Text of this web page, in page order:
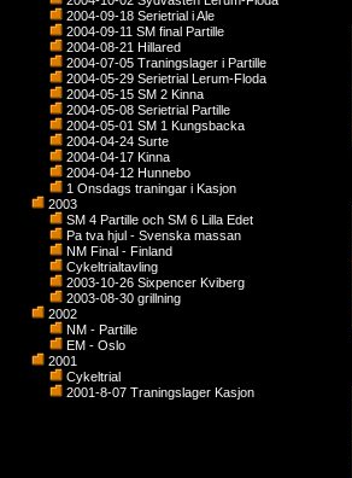
2004-09-18 Serietrial i Ale
2004-09-11 SM final Partille
2004-08-21 Hillared
2004-07-05 Traningslager i Partille
2004-05-29 Serietrial Lerum-Floda
2004-05-15 SM 2 Kinna
2004-05-08 Serietrial Partille
2004-05-01 SM 1 Kungsbacka
2004-04-24 Surte
2004-04-17 Kinna
2004-04-12 Hunnebo
1 Onsdags traningar i Kasjon
2003
SM 4 Partille och SM 6 Lilla Edet
Pa tva hjul - Svenska massan
NM Final - Finland
Cykeltrialtavling
2003-10-26 Sixpencer Kviberg
2003-08-30 grillning
2002
NM - Partille
EM - Oslo
2001
Cykeltrial
2001-8-07 Traningslager Kasjon